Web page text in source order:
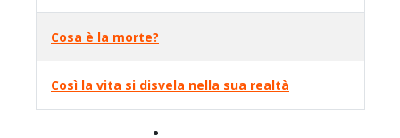
Cosa è la morte?
Così la vita si disvela nella sua realtà